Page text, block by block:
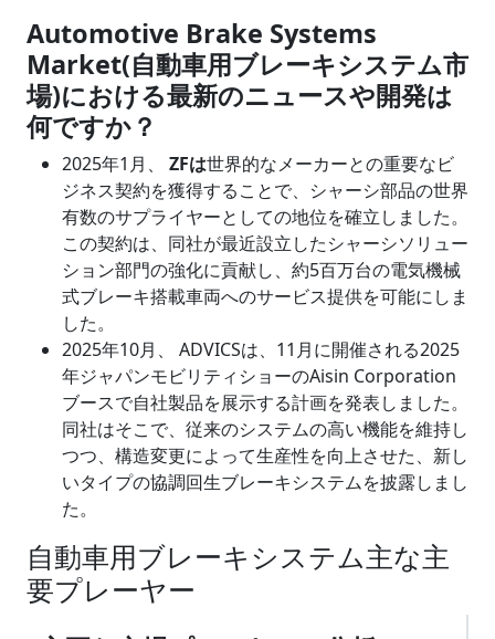
Automotive Brake Systems
Market(自動車用ブレーキシステム市
場)における最新のニュースや開発は
何ですか？
2025年1月、 ZFは世界的なメーカーとの重要なビ
ジネス契約を獲得することで、シャーシ部品の世界
有数のサプライヤーとしての地位を確立しました。
この契約は、同社が最近設立したシャーシソリュー
ション部門の強化に貢献し、約5百万台の電気機械
式ブレーキ搭載車両へのサービス提供を可能にしま
した。
2025年10月、 ADVICSは、11月に開催される2025
年ジャパンモビリティショーのAisin Corporation
ブースで自社製品を展示する計画を発表しました。
同社はそこで、従来のシステムの高い機能を維持し
つつ、構造変更によって生産性を向上させた、新し
いタイプの協調回生ブレーキシステムを披露しまし
た。
自動車用ブレーキシステム主な主
要プレーヤー